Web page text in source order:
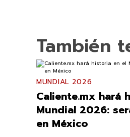
También
MUNDIAL 2026
Caliente.mx hará
Mundial 2026:
en México